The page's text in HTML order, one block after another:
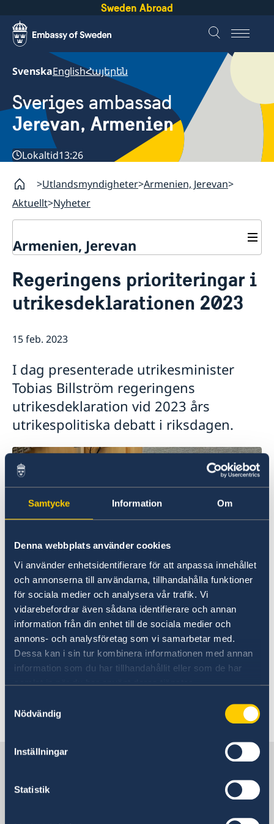
Samtycke Information Om
Denna webbplats använder cookies
Vi använder enhetsidentifierare för att anpassa innehållet
och annonserna till användarna, tillhandahålla funktioner
för sociala medier och analysera vår trafik. Vi
vidarebefordrar även sådana identifierare och annan
information från din enhet till de sociala medier och
annons- och analysföretag som vi samarbetar med.
Dessa kan i sin tur kombinera informationen med annan
information som du har tillhandahållit eller som de har
samlat in när du har använt deras tjänster.
Nödvändig
Inställningar
Statistik
Sweden Abroad
SvenskaEnglishՀայերեն
Sveriges ambassad
Jerevan, Armenien
Lokaltid13:26
Utlandsmyndigheter Armenien, Jerevan
Aktuellt Nyheter
Armenien, Jerevan
Om oss
Ambassadören
Så stöttar vi svenska företag
Så kan du få stöd
Anmäl handelshinder
Nyheter
Röstmottagning EU-Val 2024
ArtNexus
Regeringens prioriteringar i
utrikesdeklarationen 2023
15 feb. 2023
I dag presenterade utrikesminister
Tobias Billström regeringens
utrikesdeklaration vid 2023 års
utrikespolitiska debatt i riksdagen.
Photo: Anders Löwdin/Riksdagen
Ta del av och läs
utrikesdeklarationen 2023.
Tal: Utrikesdeklarationen på regeringens
Pressmeddelande om utrikesdeklarationen på
Sverige i Armenien